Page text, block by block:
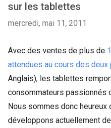
sur les tablettes
mercredi, mai 11, 2011
Avec des ventes de plus de
attendues au cours des deux
Anglais), les tablettes
consommateurs passionnés
Nous sommes donc heureux
développons actuellement